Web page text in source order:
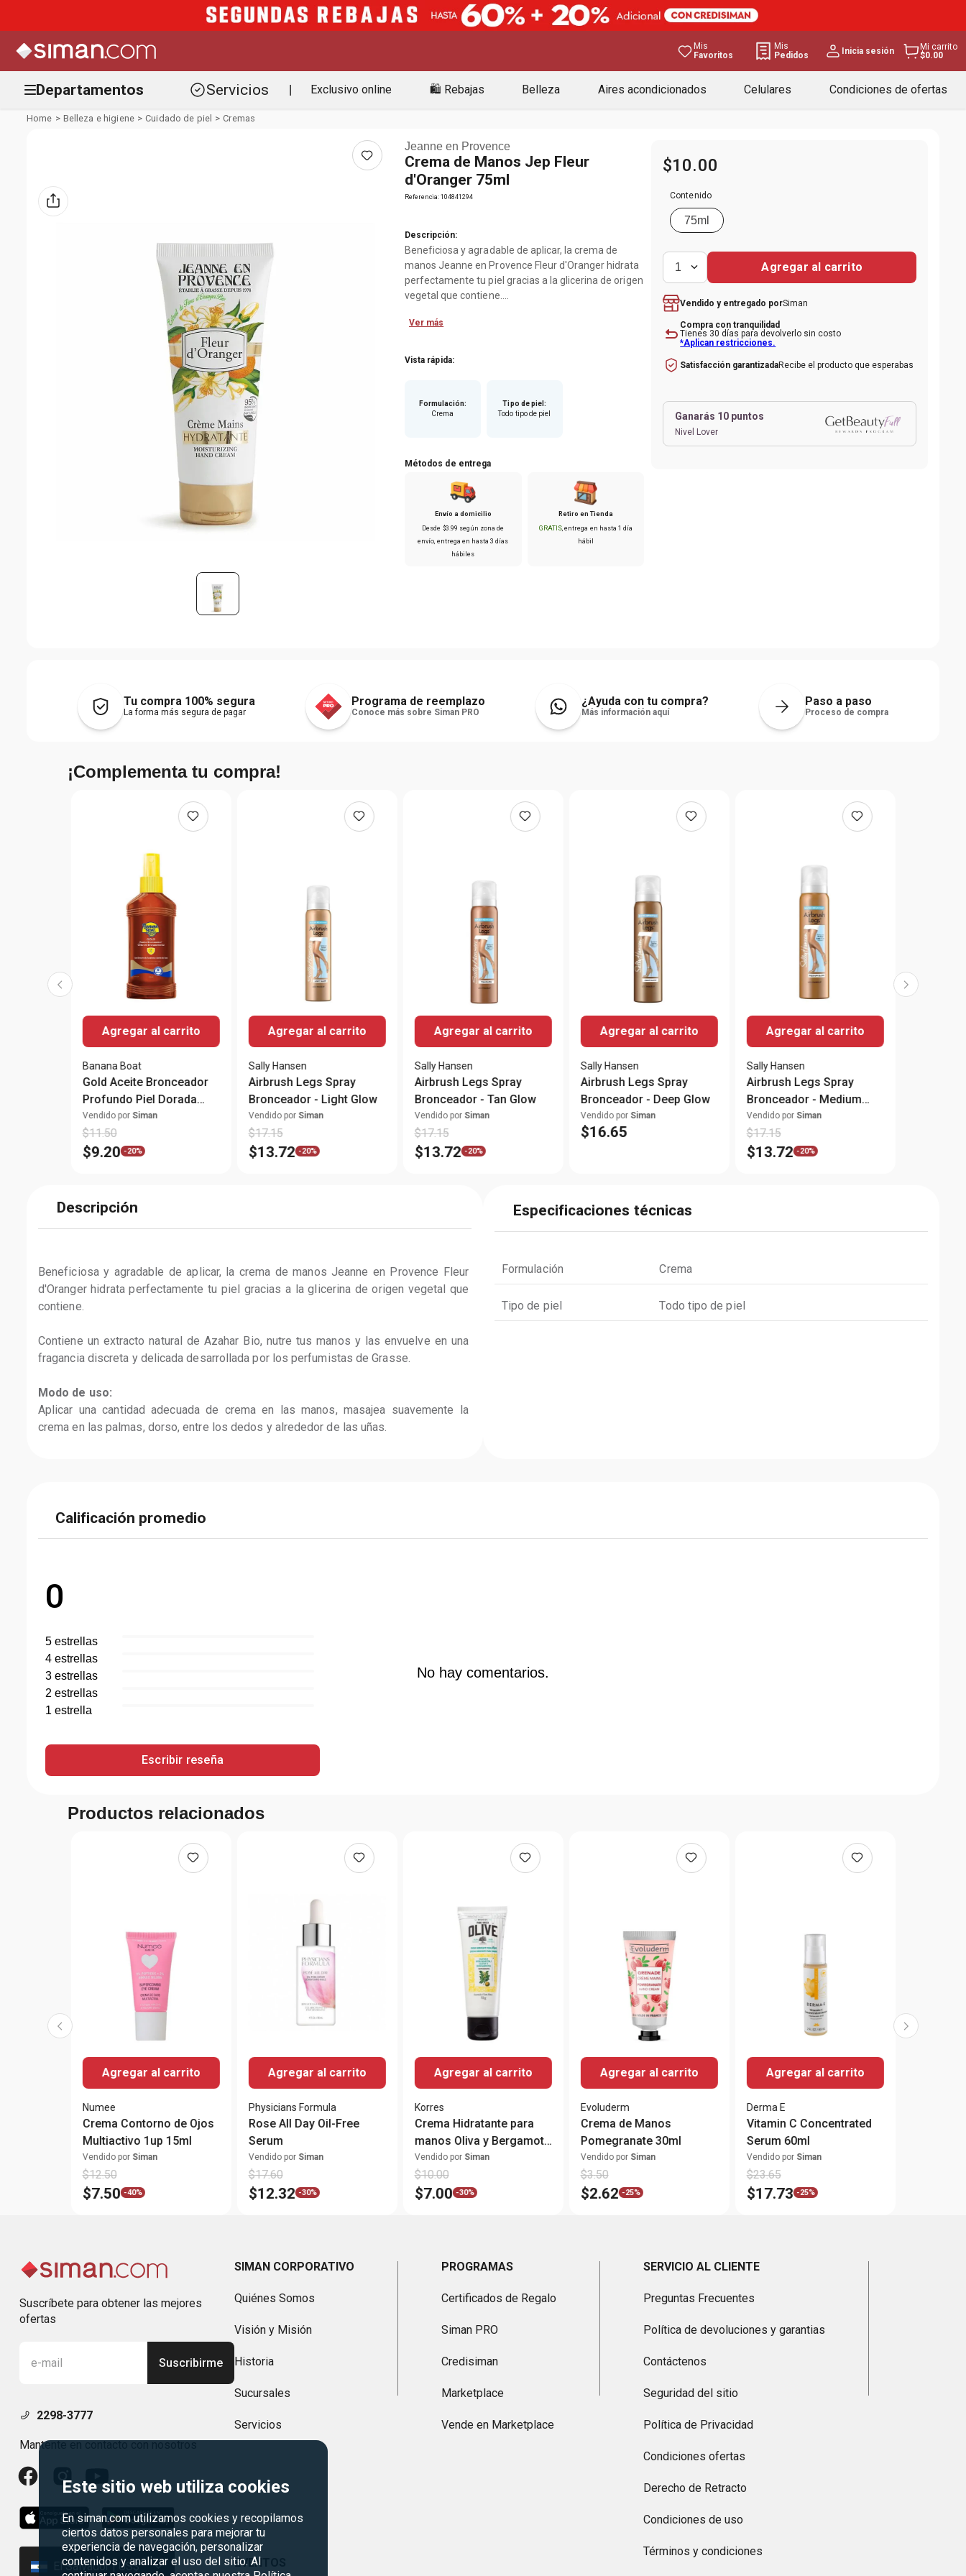
Mis
Favoritos
Mis
Pedidos
Inicia sesión
Mi carrito
$0.00
Departamentos Servicios Exclusivo online 🛍️ Rebajas Belleza Aires acondicionados Celulares Condiciones de ofertas
Este sitio web utiliza cookies
En siman.com utilizamos cookies y recopilamos
ciertos datos personales para mejorar tu
experiencia de navegación, personalizar
contenidos y analizar el uso del sitio. Al
Belleza e higiene Cuidado de piel Cremas
Jeanne en Provence
Crema de Manos Jep Fleur
d'Oranger 75ml
Referencia:104841294
Descripción:
Beneficiosa y agradable de aplicar, la crema de
manos Jeanne en Provence Fleur d'Oranger hidrata
perfectamente tu piel gracias a la glicerina de origen
vegetal que contiene.
Contiene un extracto natural de Azahar Bio, nutre
y delicada desarrollada por los perfumistas de
Modo de uso:
Aplicar una cantidad adecuada de crema en las
uñas.
Ver más
Vista rápida:
Formulación:
Crema
Tipo de piel :
Todo tipo de piel
Métodos de entrega
Envío a domicilio
Desde $3.99 según zona de
envío, entrega en hasta3 días
hábiles
Retiro en Tienda
GRATIS, entrega en hasta 1 día
hábil
$10.00
Contenido
75ml
1 Agregar al carrito
Vendido y entregado porSiman
Compra con tranquilidad
Tienes 30 días para devolverlo sin costo
*Aplican restricciones.
Satisfacción garantizadaRecibe el producto que esperabas
Ganarás 10 puntos
Nivel Lover
Tu compra 100% segura
La forma más segura de pagar
Programa de reemplazo
Conoce más sobre Siman PRO
¿Ayuda con tu compra?
Más información aquí
Paso a paso
Proceso de compra
¡Complementa tu compra!
Agregar al carrito
Banana Boat
Gold Aceite Bronceador
Profundo Piel Dorada
SPF4 236ml
Vendido por Siman
$11.50
$9.20 -20%
Agregar al carrito
Sally Hansen
Airbrush Legs Spray
Bronceador - Light Glow
Vendido por Siman
$17.15
$13.72 -20%
Agregar al carrito
Sally Hansen
Airbrush Legs Spray
Bronceador - Tan Glow
Vendido por Siman
$17.15
$13.72 -20%
Agregar al carrito
Sally Hansen
Airbrush Legs Spray
Bronceador - Deep Glow
Vendido por Siman
$16.65
Agregar al carrito
Sally Hansen
Airbrush Legs Spray
Bronceador - Medium
Glow
Vendido por Siman
$17.15
$13.72 -20%
Descripción
Beneficiosa y agradable de aplicar, la crema de manos Jeanne en Provence Fleur
d'Oranger hidrata perfectamente tu piel gracias a la glicerina de origen vegetal que
contiene.
Contiene un extracto natural de Azahar Bio, nutre tus manos y las envuelve en una
fragancia discreta y delicada desarrollada por los perfumistas de Grasse.
Modo de uso:
Aplicar una cantidad adecuada de crema en las manos, masajea suavemente la
crema en las palmas, dorso, entre los dedos y alrededor de las uñas.
Especificaciones técnicas
Formulación Crema
Tipo de piel Todo tipo de piel
Calificación promedio
0
5 estrellas
4 estrellas
3 estrellas
2 estrellas
1 estrella
Escribir reseña
No hay comentarios.
Productos relacionados
Agregar al carrito
Numee
Crema Contorno de Ojos
Multiactivo 1up 15ml
Vendido por Siman
$12.50
$7.50 -40%
Agregar al carrito
Physicians Formula
Rose All Day Oil-Free
Serum
Vendido por Siman
$17.60
$12.32 -30%
Agregar al carrito
Korres
Crema Hidratante para
manos Oliva y Bergamota
75g
Vendido por Siman
$10.00
$7.00 -30%
Agregar al carrito
Evoluderm
Crema de Manos
Pomegranate 30ml
Vendido por Siman
$3.50
$2.62 -25%
Agregar al carrito
Derma E
Vitamin C Concentrated
Serum 60ml
Vendido por Siman
$23.65
$17.73 -25%
Suscríbete para obtener las mejores
ofertas
Suscribirme
2298-3777
Mantente en contacto con nosotros
El Salvador | US$
SIMAN CORPORATIVO
Quiénes Somos
Visión y Misión
Historia
Sucursales
Servicios
PROGRAMAS
Certificados de Regalo
Siman PRO
Credisiman
Marketplace
Vende en Marketplace
SERVICIO AL CLIENTE
Preguntas Frecuentes
Política de devoluciones y garantias
Contáctenos
Seguridad del sitio
Política de Privacidad
Condiciones ofertas
Derecho de Retracto
Condiciones de uso
Términos y condiciones
EVENTOS